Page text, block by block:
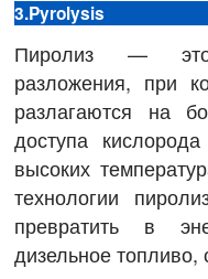
3.Pyrolysis
Пиролиз — это
разложения, при
разлагаются на
доступа
высоких
технологии
превратить в
дизельное топливо,